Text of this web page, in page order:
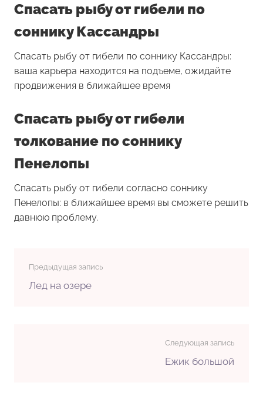
Спасать рыбу от гибели по
соннику Кассандры
Спасать рыбу от гибели по соннику Кассандры:
ваша карьера находится на подъеме, ожидайте
продвижения в ближайшее время
Спасать рыбу от гибели
толкование по соннику
Пенелопы
Спасать рыбу от гибели согласно соннику
Пенелопы: в ближайшее время вы сможете решить
давнюю проблему.
Предыдущая запись
Лед на озере
Следующая запись
Ежик большой